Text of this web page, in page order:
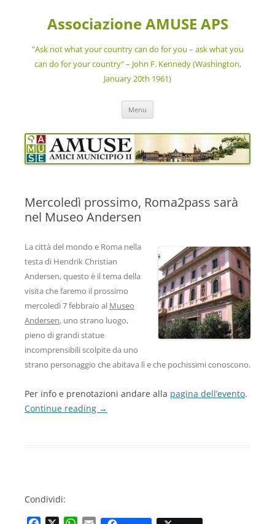
Associazione AMUSE APS
"Ask not what your country can do for you – ask what you
can do for your country" – John F. Kennedy (Washington,
January 20th 1961)
Menu
Mercoledì prossimo, Roma2pass sarà
nel Museo Andersen
La città del mondo e Roma nella
testa di Hendrik Christian
Andersen, questo è il tema della
visita che faremo il prossimo
mercoledì 7 febbraio al Museo
Andersen, uno strano luogo,
pieno di grandi statue
incomprensibili scolpite da uno
strano personaggio che abitava lì e che pochissimi conoscono.
Per info e prenotazioni andare alla pagina dell’evento.
Continue reading →
Condividi: